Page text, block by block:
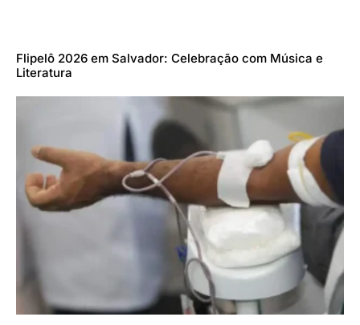
Flipelô 2026 em Salvador: Celebração com Música e
Literatura